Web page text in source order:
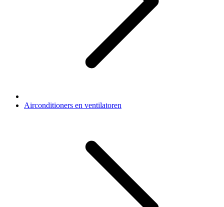
Airconditioners en ventilatoren